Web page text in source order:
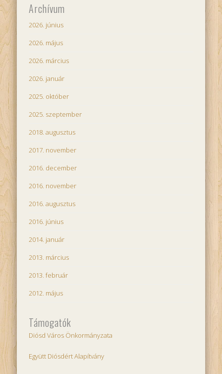
Archívum
2026. június
2026. május
2026. március
2026. január
2025. október
2025. szeptember
2018. augusztus
2017. november
2016. december
2016. november
2016. augusztus
2016. június
2014. január
2013. március
2013. február
2012. május
Támogatók
Diósd Város Önkormányzata
Együtt Diósdért Alapítvány